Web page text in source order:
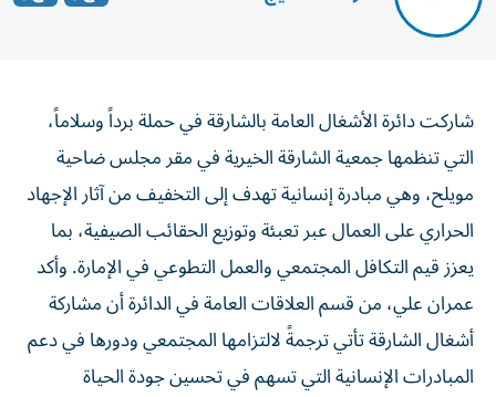
شاركت دائرة الأشغال العامة بالشارقة في حملة برداً وسلاماً،
التي تنظمها جمعية الشارقة الخيرية في مقر مجلس ضاحية
مويلح، وهي مبادرة إنسانية تهدف إلى التخفيف من آثار الإجهاد
الحراري على العمال عبر تعبئة وتوزيع الحقائب الصيفية، بما
يعزز قيم التكافل المجتمعي والعمل التطوعي في الإمارة. وأكد
عمران علي، من قسم العلاقات العامة في الدائرة أن مشاركة
أشغال الشارقة تأتي ترجمةً لالتزامها المجتمعي ودورها في دعم
المبادرات الإنسانية التي تسهم في تحسين جودة الحياة